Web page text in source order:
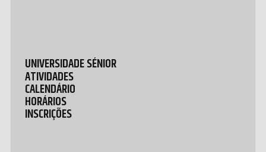
UNIVERSIDADE SÉNIOR
ATIVIDADES
CALENDÁRIO
HORÁRIOS
INSCRIÇÕES